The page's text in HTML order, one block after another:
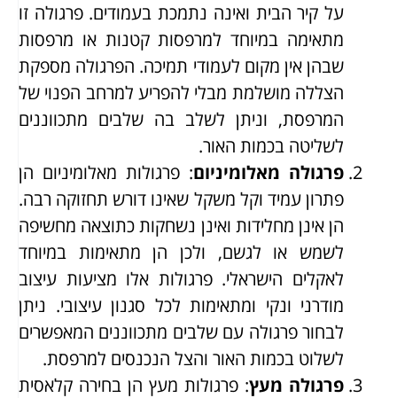
על קיר הבית ואינה נתמכת בעמודים. פרגולה זו
מתאימה במיוחד למרפסות קטנות או מרפסות
שבהן אין מקום לעמודי תמיכה. הפרגולה מספקת
הצללה מושלמת מבלי להפריע למרחב הפנוי של
המרפסת, וניתן לשלב בה שלבים מתכווננים
לשליטה בכמות האור.
פרגולה מאלומיניום: פרגולות מאלומיניום הן
פתרון עמיד וקל משקל שאינו דורש תחזוקה רבה.
הן אינן מחלידות ואינן נשחקות כתוצאה מחשיפה
לשמש או לגשם, ולכן הן מתאימות במיוחד
לאקלים הישראלי. פרגולות אלו מציעות עיצוב
מודרני ונקי ומתאימות לכל סגנון עיצובי. ניתן
לבחור פרגולה עם שלבים מתכווננים המאפשרים
לשלוט בכמות האור והצל הנכנסים למרפסת.
פרגולה מעץ: פרגולות מעץ הן בחירה קלאסית